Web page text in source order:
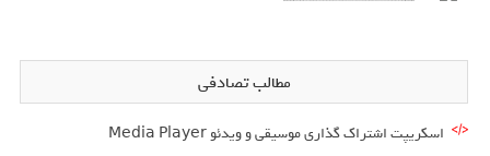
مطالب تصادفی
اسکریپت اشتراک گذاری موسیقی و ویدئو Media Player